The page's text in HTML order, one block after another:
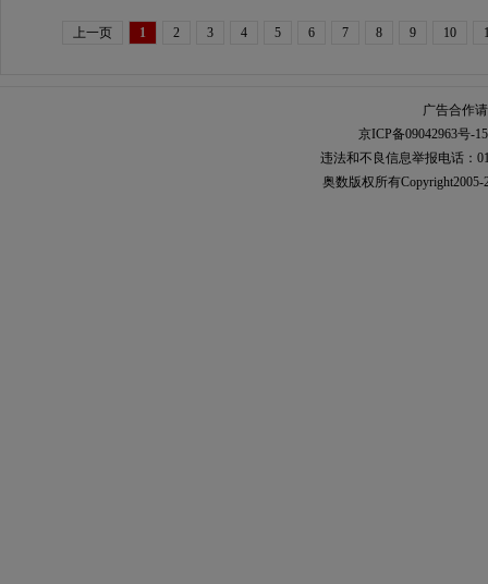
上一页 1 2 3 4 5 6 7 8 9 10
广告合作
京ICP备09042963号-15
违法和不良信息举报电话：
奥数 版权所有Copyright2005-